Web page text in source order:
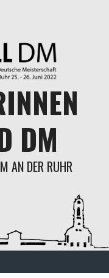
DM
AN DER RUHR